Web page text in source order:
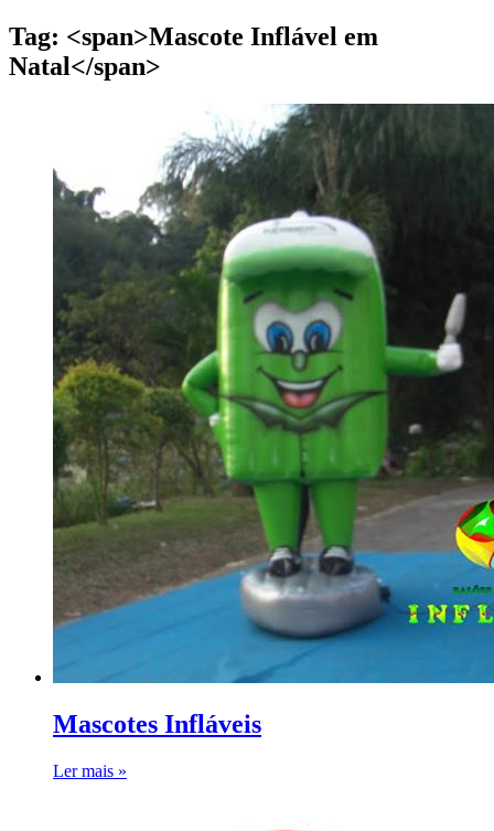
Tag: <span>Mascote Inflável em
Natal</span>
Mascotes Infláveis
Ler mais »